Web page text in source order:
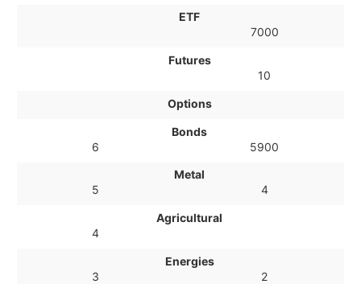
ETF
7000
Futures
10
Options
Bonds
6
5900
Metal
5
4
Agricultural
4
Energies
3
2